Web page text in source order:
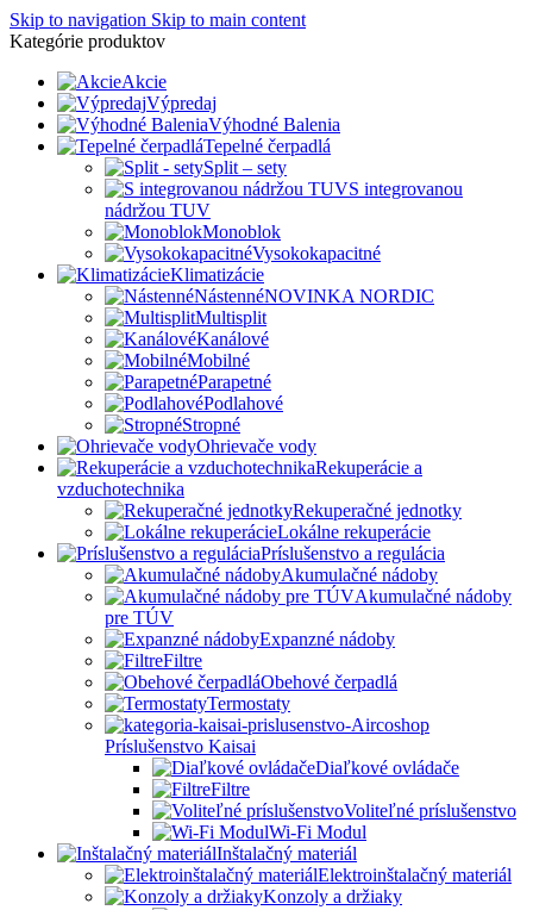
Skip to navigation Skip to main content
Kategórie produktov
Akcie
Výpredaj
Výhodné Balenia
Tepelné čerpadlá
Split – sety
S integrovanou
nádržou TUV
Monoblok
Vysokokapacitné
Klimatizácie
NástennéNOVINKA NORDIC
Multisplit
Kanálové
Mobilné
Parapetné
Podlahové
Stropné
Ohrievače vody
Rekuperácie a
vzduchotechnika
Rekuperačné jednotky
Lokálne rekuperácie
Príslušenstvo a regulácia
Akumulačné nádoby
Akumulačné nádoby
pre TÚV
Expanzné nádoby
Filtre
Obehové čerpadlá
Termostaty
Príslušenstvo Kaisai
Diaľkové ovládače
Filtre
Voliteľné príslušenstvo
Wi-Fi Modul
Inštalačný materiál
Elektroinštalačný materiál
Konzoly a držiaky